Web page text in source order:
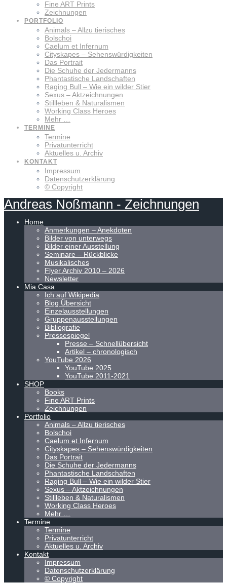
Fine ART Prints
Zeichnungen
PORTFOLIO
Animals – Allzu tierisches
Bolschoi
Caelum et Infernum
Cityskapes – Sehenswürdigkeiten
Das Portrait
Die Schuhe der Jedermanns
Phantastische Landschaften
Raging Bull – Wie ein wilder Stier
Sexus – Aktzeichnungen
Stillleben & Naturalismen
Working Class Heroes
Mehr …
TERMINE
Termine
Privatunterricht
Aktuelles u. Archiv
KONTAKT
Impressum
Datenschutzerklärung
© Copyright
Andreas Noßmann - Zeichnungen
Home
Anmerkungen – Anekdoten
Bilder von unterwegs
Bilder einer Ausstellung
Seminare – Rückblicke
Musikalisches
Flyer Archiv 2010 – 2026
Newsletter
Mia Casa
Ich auf Wikipedia
Blog Übersicht
Einzelausstellungen
Gruppenausstellungen
Bibliografie
Pressespiegel
Presse – Schnellübersicht
Artikel – chronologisch
YouTube 2026
YouTube 2025
YouTube 2011-2021
SHOP
Books
Fine ART Prints
Zeichnungen
Portfolio
Animals – Allzu tierisches
Bolschoi
Caelum et Infernum
Cityskapes – Sehenswürdigkeiten
Das Portrait
Die Schuhe der Jedermanns
Phantastische Landschaften
Raging Bull – Wie ein wilder Stier
Sexus – Aktzeichnungen
Stillleben & Naturalismen
Working Class Heroes
Mehr …
Termine
Termine
Privatunterricht
Aktuelles u. Archiv
Kontakt
Impressum
Datenschutzerklärung
© Copyright